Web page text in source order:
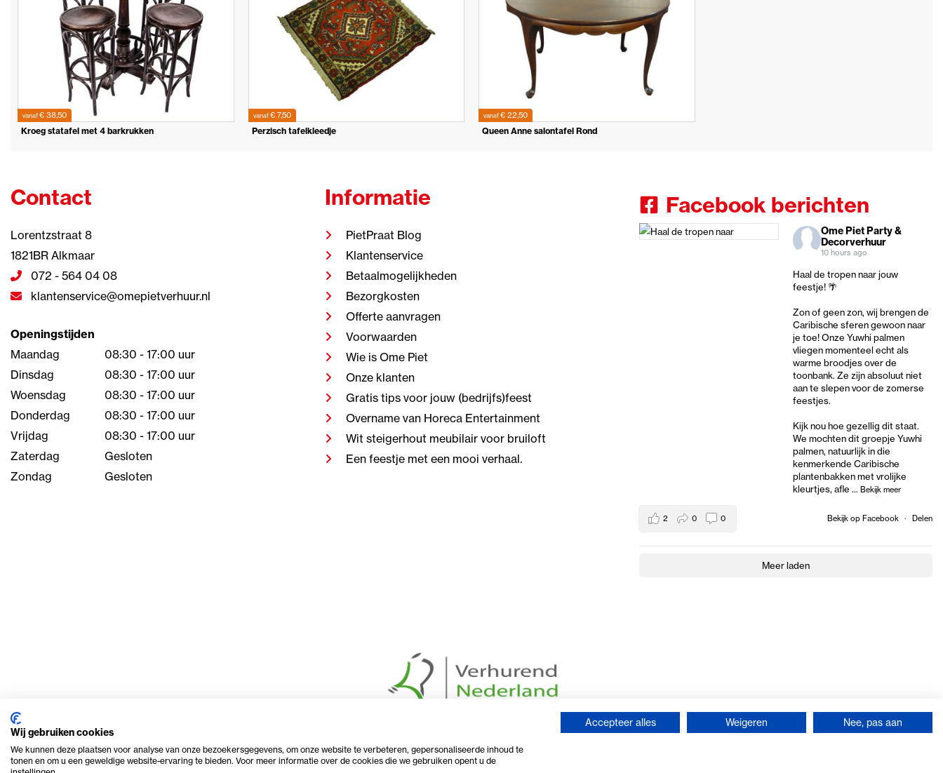
vanaf€ 38,50
Kroeg statafel met 4 barkrukken
vanaf€ 7,50
Perzisch tafelkleedje
vanaf€ 22,50
Queen Anne salontafel Rond
Contact
Lorentzstraat 8
1821BR Alkmaar
072 - 564 04 08
klantenservice@omepietverhuur.nl
Openingstijden
Maandag
08:30 - 17:00 uur
Dinsdag
08:30 - 17:00 uur
Woensdag
08:30 - 17:00 uur
Donderdag
08:30 - 17:00 uur
Vrijdag
08:30 - 17:00 uur
Zaterdag
Gesloten
Zondag
Gesloten
Informatie
PietPraat Blog
Klantenservice
Betaalmogelijkheden
Bezorgkosten
Offerte aanvragen
Voorwaarden
Wie is Ome Piet
Onze klanten
Gratis tips voor jouw (bedrijfs)feest
Overname van Horeca Entertainment
Wit steigerhout meubilair voor bruiloft
Een feestje met een mooi verhaal.
Facebook berichten
Ome Piet Party &
Decorverhuur
10 hours ago
Haal de tropen naar jouw
feestje! 🌴
Zon of geen zon, wij brengen de
Caribische sferen gewoon naar
je toe! Onze Yuwhi palmen
vliegen momenteel echt als
warme broodjes over de
toonbank. Ze zijn absoluut niet
aan te slepen voor de zomerse
feestjes.
Kijk nou hoe gezellig dit staat.
We mochten dit groepje Yuwhi
palmen, natuurlijk in die
kenmerkende Caribische
plantenbakken met vrolijke
kleurtjes, afle ... Bekijk meer
Bekijk op Facebook · Delen
2 0 0
Meer laden
Wij gebruiken cookies
We kunnen deze plaatsen voor analyse van onze bezoekersgegevens, om onze website te verbeteren, gepersonaliseerde inhoud te
tonen en om u een geweldige website-ervaring te bieden. Voor meer informatie over de cookies die we gebruiken opent u de
Accepteer alles Weigeren Nee, pas aan